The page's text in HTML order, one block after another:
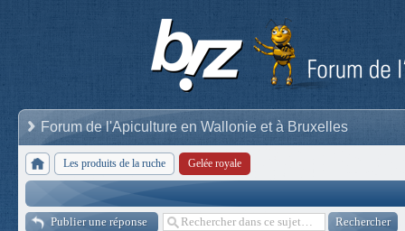
Forum de l'Apiculture en Wallonie et à Bruxelles
Les produits de la ruche Gelée royale
Publier une réponse